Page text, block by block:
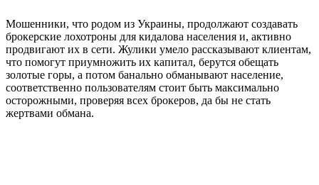
Мошенники, что родом из Украины, продолжают создавать
брокерские лохотроны для кидалова населения и, активно
продвигают их в сети. Жулики умело рассказывают клиентам,
что помогут приумножить их капитал, берутся обещать
золотые горы, а потом банально обманывают население,
соответственно пользователям стоит быть максимально
осторожными, проверяя всех брокеров, да бы не стать
жертвами обмана.